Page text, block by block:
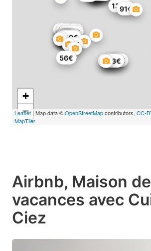
91€
137€
182€
188€
84€
115€
34€
219€
208€
105€
63€
125€
112€
97€
272€
56€
93€
139€
106€
+
−
Leaflet | Map data ©OpenStreetMapcontributors, CC-
MapTiler
Airbnb, Maison de
vacances avec
Ciez